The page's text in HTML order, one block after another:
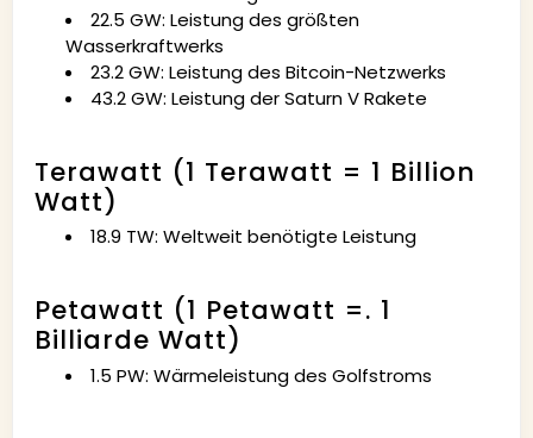
22.5 GW: Leistung des größten
Wasserkraftwerks
23.2 GW: Leistung des Bitcoin-Netzwerks
43.2 GW: Leistung der Saturn V Rakete
Terawatt (1 Terawatt = 1 Billion
Watt)
18.9 TW: Weltweit benötigte Leistung
Petawatt (1 Petawatt =. 1
Billiarde Watt)
1.5 PW: Wärmeleistung des Golfstroms